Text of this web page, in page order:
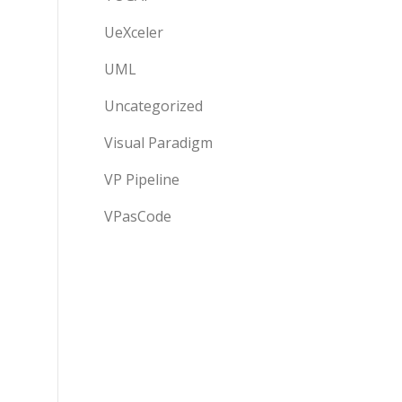
UeXceler
UML
Uncategorized
Visual Paradigm
VP Pipeline
VPasCode